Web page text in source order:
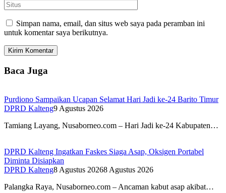
Simpan nama, email, dan situs web saya pada peramban ini
untuk komentar saya berikutnya.
Baca Juga
Purdiono Sampaikan Ucapan Selamat Hari Jadi ke-24 Barito Timur
DPRD Kalteng9 Agustus 2026
Tamiang Layang, Nusaborneo.com – Hari Jadi ke-24 Kabupaten…
DPRD Kalteng Ingatkan Faskes Siaga Asap, Oksigen Portabel
Diminta Disiapkan
DPRD Kalteng8 Agustus 20268 Agustus 2026
Palangka Raya, Nusaborneo.com – Ancaman kabut asap akibat…